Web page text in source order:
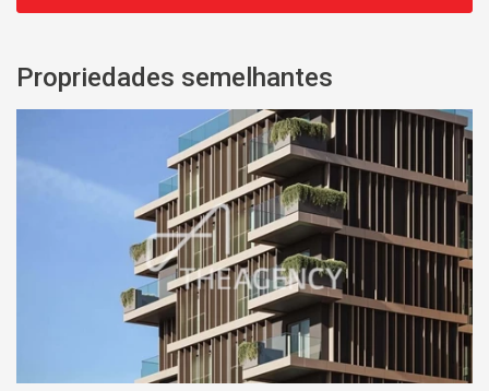
Propriedades semelhantes